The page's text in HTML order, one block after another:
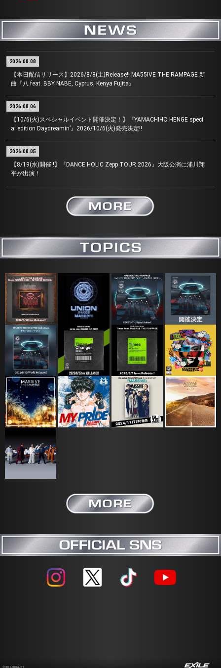
2026.08.08
【本日配信リリース】2026/8/8(土)Release!! MA55IVE THE RAMPAGE 新
曲『八 feat. BBY NABE, Cyprus, Kenya Fujita』
2026.08.06
【10/6(火)スペシャルイベント開催決定！】『YAMACHIHO HENGE speci
al edition Daydreamin’』2026/10/6(火)発売決定!!
2026.08.05
【8/19(水)開催!!】『DANCE HOLIC Zepp TOUR 2026』大阪公演に浦川翔
平が出演！
©2012-2026 LDH